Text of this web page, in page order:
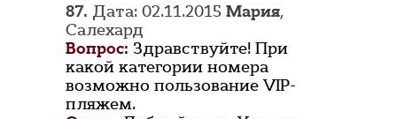
87. Дата: 02.11.2015 Мария,
Салехард
Вопрос: Здравствуйте! При
какой категории номера
возможно пользование VIP-
пляжем.